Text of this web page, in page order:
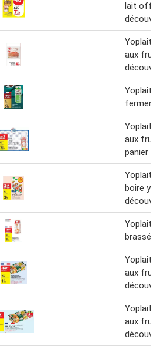
lait offre
Yoplait
aux
Yoplait -
Yoplait
aux
panier
Yoplait -
boire
Yoplait -
brassé
Yoplait
aux
Yoplait
aux